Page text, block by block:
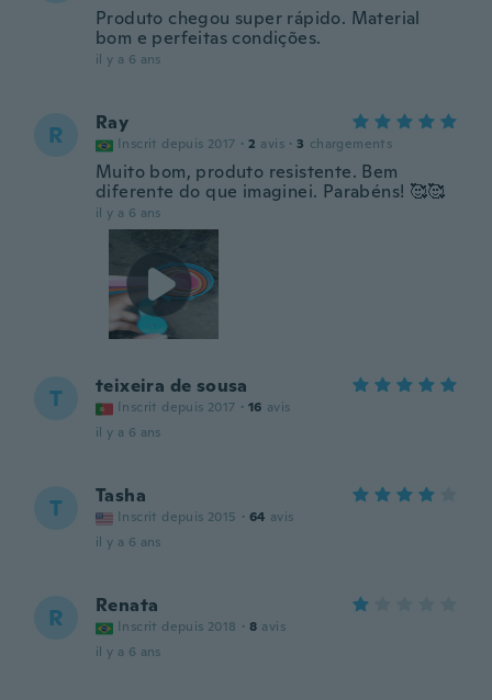
Produto chegou super rápido. Material
bom e perfeitas condições.
il y a 6 ans
R Ray
Inscrit depuis 2017 · 2 avis · 3 chargements
Muito bom, produto resistente. Bem
diferente do que imaginei. Parabéns! 🥰🥰
il y a 6 ans
T teixeira de sousa
Inscrit depuis 2017 · 16 avis
il y a 6 ans
T Tasha
Inscrit depuis 2015 · 64 avis
il y a 6 ans
R Renata
Inscrit depuis 2018 · 8 avis
il y a 6 ans